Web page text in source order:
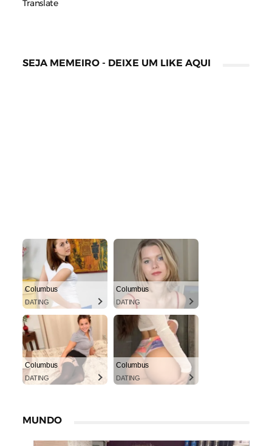
Translate
SEJA MEMEIRO - DEIXE UM LIKE AQUI
Columbus
DATING
Columbus
DATING
Columbus
DATING
Columbus
DATING
MUNDO